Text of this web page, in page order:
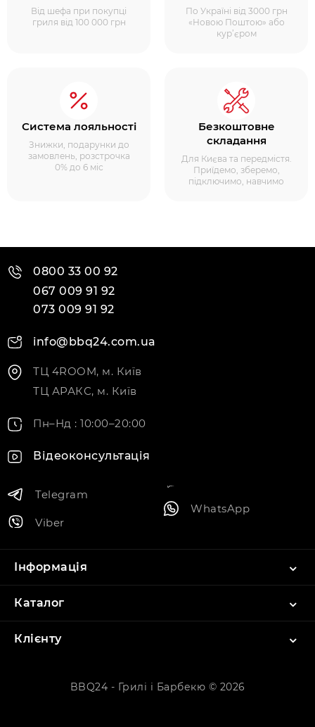
Від шефа при покупці
гриля від 100 000 грн
По Україні від 3000 грн
«Новою Поштою» або
кур’єром
Система лояльності
Знижки, подарунки до
замовлень, розстрочка
0% до 6 міс
Безкоштовне
складання
Для Києва та передмістя.
Приїдемо, зберемо,
підключимо, навчимо
0800 33 00 92
067 009 91 92
073 009 91 92
info@bbq24.com.ua
ТЦ 4ROOM, м. Київ
ТЦ АРАКС, м. Київ
Пн–Нд : 10:00–20:00
Відеоконсультація
Telegram
Viber
WhatsApp
Інформація
Каталог
Клієнту
BBQ24 - Грилі і Барбекю © 2026